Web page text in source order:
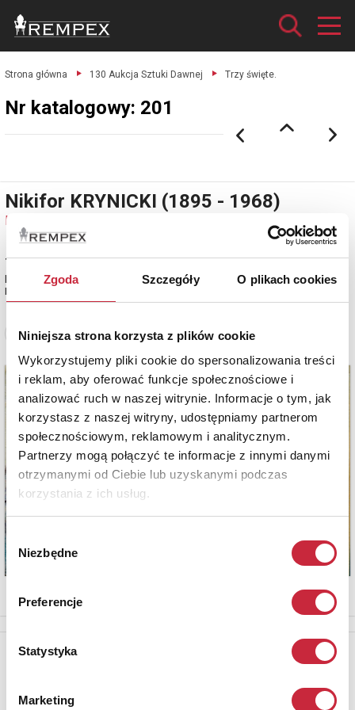
Zgoda Szczegóły O plikach cookies
Niniejsza strona korzysta z plików cookie
Wykorzystujemy pliki cookie do spersonalizowania treści
i reklam, aby oferować funkcje społecznościowe i
analizować ruch w naszej witrynie. Informacje o tym, jak
korzystasz z naszej witryny, udostępniamy partnerom
społecznościowym, reklamowym i analitycznym.
Partnerzy mogą połączyć te informacje z innymi danymi
otrzymanymi od Ciebie lub uzyskanymi podczas
korzystania z ich usług.
Wybór
zgody
Niezbędne
Preferencje
Statystyka
Marketing
Strona główna 130 Aukcja Sztuki Dawnej Trzy święte.
Nr katalogowy: 201
Nikifor KRYNICKI (1895 - 1968)
Nr katalogowy: 201
Trzy święte
kredki, papier; 9,4 x 14,5 cm; napisy autorskie u góry: PAŁ KRYNICA POST
PIEK;
Zobacz pełne informacje